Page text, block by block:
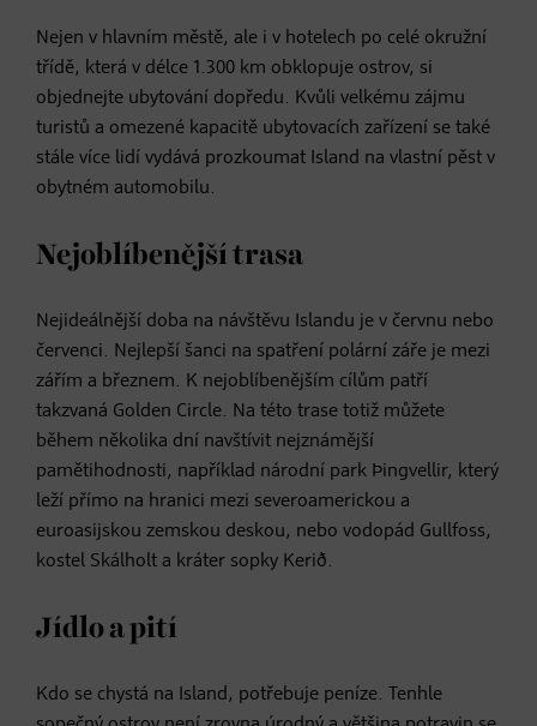
Nejen v hlavním městě, ale i v hotelech po celé okružní
třídě, která v délce 1.300 km obklopuje ostrov, si
objednejte ubytování dopředu. Kvůli velkému zájmu
turistů a omezené kapacitě ubytovacích zařízení se také
stále více lidí vydává prozkoumat Island na vlastní pěst v
obytném automobilu.
Nejoblíbenější trasa
Nejideálnější doba na návštěvu Islandu je v červnu nebo
červenci. Nejlepší šanci na spatření polární záře je mezi
zářím a březnem. K nejoblíbenějším cílům patří
takzvaná Golden Circle. Na této trase totiž můžete
během několika dní navštívit nejznámější
pamětihodnosti, například národní park Þingvellir, který
leží přímo na hranici mezi severoamerickou a
euroasijskou zemskou deskou, nebo vodopád Gullfoss,
kostel Skálholt a kráter sopky Kerið.
Jídlo a pití
Kdo se chystá na Island, potřebuje peníze. Tenhle